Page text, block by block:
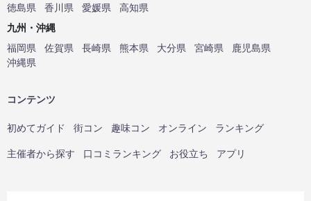
徳島県
香川県 愛媛県
高知県
九州・沖縄
福岡県
佐賀県 長崎県 熊本県 大分県 宮崎県
鹿児島県
沖縄県
コンテンツ
初めてガイド 街コン 趣味コン オンライン ランキング
主催者から探す 口コミランキング お役立ち アプリ